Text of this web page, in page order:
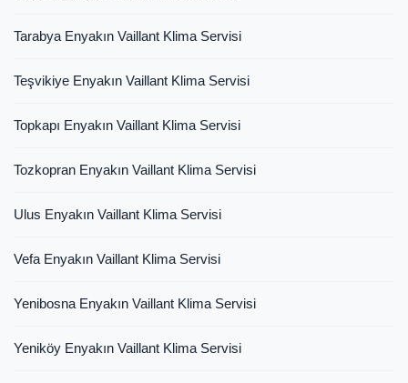
Tarabya Enyakın Vaillant Klima Servisi
Teşvikiye Enyakın Vaillant Klima Servisi
Topkapı Enyakın Vaillant Klima Servisi
Tozkopran Enyakın Vaillant Klima Servisi
Ulus Enyakın Vaillant Klima Servisi
Vefa Enyakın Vaillant Klima Servisi
Yenibosna Enyakın Vaillant Klima Servisi
Yeniköy Enyakın Vaillant Klima Servisi